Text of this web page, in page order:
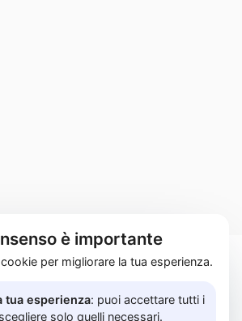
Salerno | P.I. 05614850658 |
è importante
per migliorare la tua esperienza.
tua esperienza: puoi accettare tutti i
solo quelli necessari.